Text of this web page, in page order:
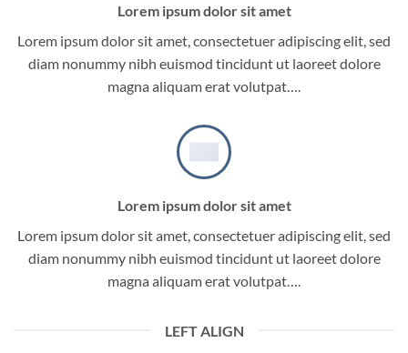
Lorem ipsum dolor sit amet
Lorem ipsum dolor sit amet, consectetuer adipiscing elit, sed
diam nonummy nibh euismod tincidunt ut laoreet dolore
magna aliquam erat volutpat….
Lorem ipsum dolor sit amet
Lorem ipsum dolor sit amet, consectetuer adipiscing elit, sed
diam nonummy nibh euismod tincidunt ut laoreet dolore
magna aliquam erat volutpat….
LEFT ALIGN